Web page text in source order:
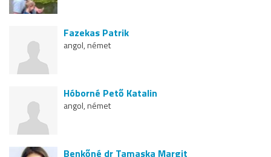
Fazekas Patrik
angol, német
Hóborné Pető Katalin
angol, német
Benkőné dr Tamaska Margit